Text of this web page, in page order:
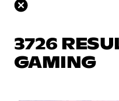
3726
GAMING